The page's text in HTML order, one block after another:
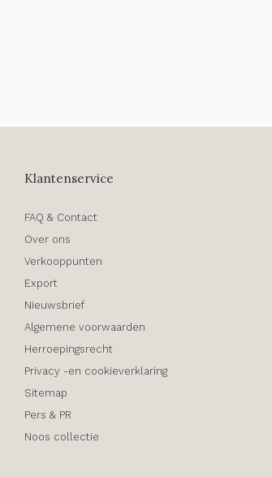
Klantenservice
FAQ & Contact
Over ons
Verkooppunten
Export
Nieuwsbrief
Algemene voorwaarden
Herroepingsrecht
Privacy -en cookieverklaring
Sitemap
Pers & PR
Noos collectie